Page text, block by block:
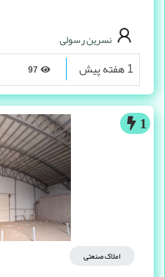
نسرین رسولی
1 هفته پیش
1
املاک صنعتی